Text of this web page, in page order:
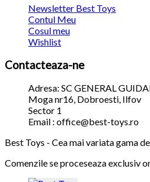
Newsletter Best Toys
Contul Meu
Cosul meu
Wishlist
Contacteaza-ne
Adresa: SC GENERAL
Moga nr16, Dobroesti, Ilfov
Sector 1
Email : office@best-toys.ro
Best Toys - Cea mai variata gama
Comenzile se proceseaza exclusiv